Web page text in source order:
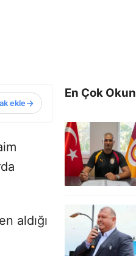
ekle
aldığı
En Çok